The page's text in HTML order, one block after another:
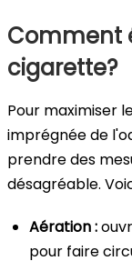
Comment
cigarette?
Pour maximiser
imprégnée de
prendre des
désagréable.
Aération :
pour faire